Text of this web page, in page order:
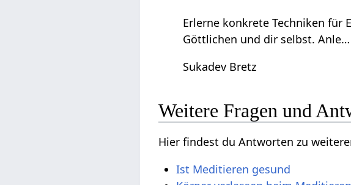
Erlerne konkrete Techniken für
Göttlichen und dir selbst. Anle…
Sukadev Bretz
Weitere Fragen und
Hier findest du Antworten zu
Ist Meditieren gesund